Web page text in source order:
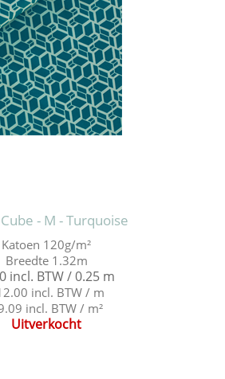
- M - Turquoise
Katoen 120g/m²
Breedte 1.32m
incl. BTW / 0.25 m
incl. BTW / m
incl. BTW / m²
Uitverkocht